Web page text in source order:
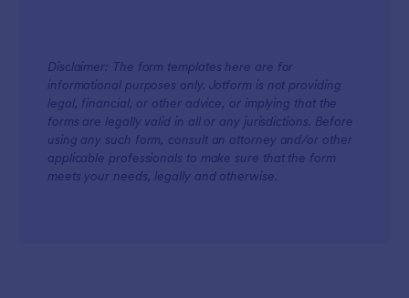
For Teams
Disclaimer: The form templates here are for
informational purposes only. Jotform is not providing
legal, financial, or other advice, or implying that the
forms are legally valid in all or any jurisdictions. Before
using any such form, consult an attorney and/or other
applicable professionals to make sure that the form
meets your needs, legally and otherwise.